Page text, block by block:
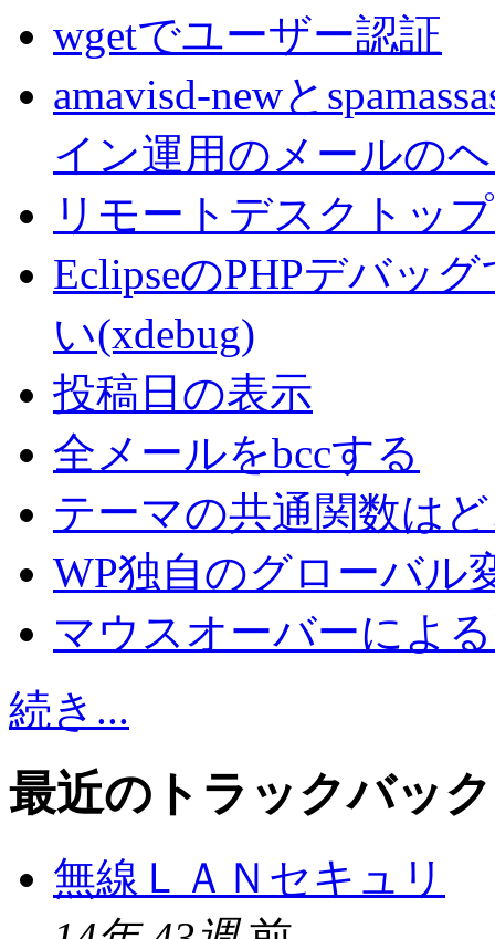
wgetでユーザー認証
amavisd-newと
イン運用のメールの
リモートデスクトッ
EclipseのPHPデバッ
い(xdebug)
投稿日の表示
全メールをbccする
テーマの共通関数は
WP独自のグローバル
マウスオーバーによ
続き...
最近のトラックバック
無線ＬＡＮセキュリ